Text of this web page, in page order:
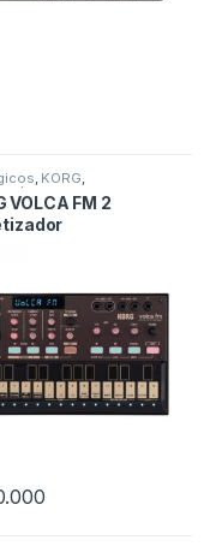
, KORG,
VOLCA FM 2